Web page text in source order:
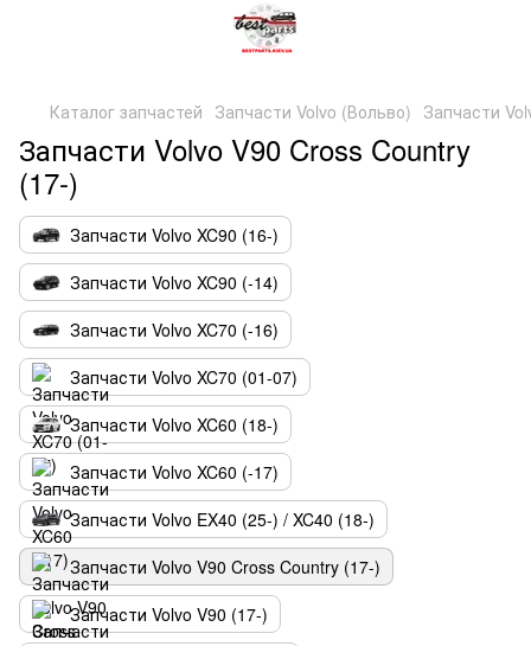
Каталог запчастей Запчасти Volvo (Вольво) Запчасти
Запчасти Volvo V90 Cross Country
(17-)
Запчасти Volvo XC90 (16-)
Запчасти Volvo XC90 (-14)
Запчасти Volvo XC70 (-16)
Запчасти Volvo XC70 (01-07)
Запчасти Volvo XC60 (18-)
Запчасти Volvo XC60 (-17)
Запчасти Volvo EX40 (25-) / XC40 (18-)
Запчасти Volvo V90 Cross Country (17-)
Запчасти Volvo V90 (17-)